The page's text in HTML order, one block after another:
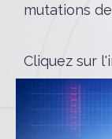
mutations
Cliquez sur